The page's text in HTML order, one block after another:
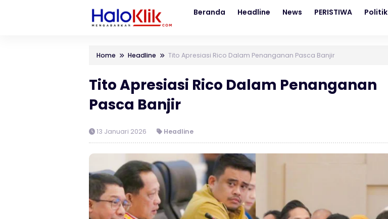
Beranda Headline News PERISTIWA Politik
Home Headline Tito Apresiasi Rico Dalam Penanganan Pasca Banjir
Tito Apresiasi Rico Dalam Penanganan
Pasca Banjir
13 Januari 2026 Headline